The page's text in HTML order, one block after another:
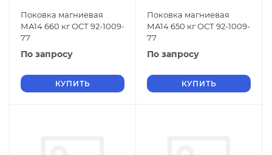
Поковка магниевая
МА14 660 кг ОСТ 92-1009-
77
По запросу
КУПИТЬ
Поковка магниевая
МА14 650 кг ОСТ 92-1009-
77
По запросу
КУПИТЬ